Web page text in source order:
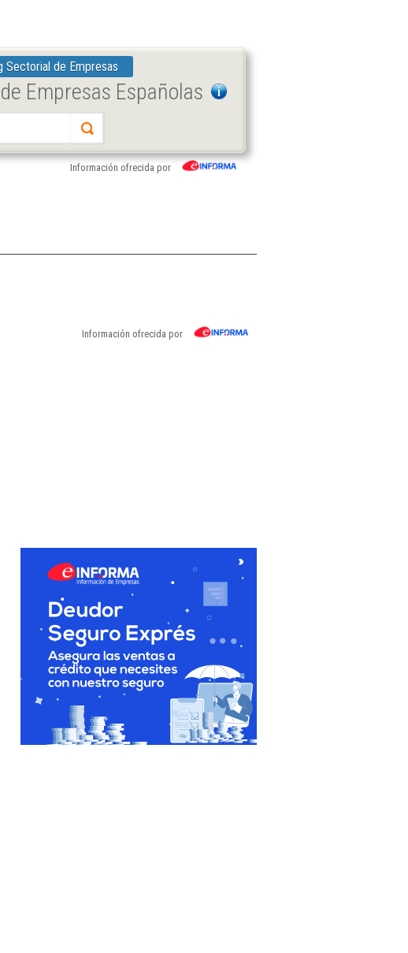
Sectorial de Empresas
Empresas Españolas
Información ofrecida por
Información ofrecida por